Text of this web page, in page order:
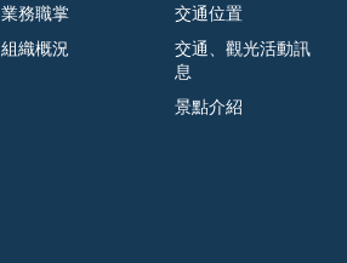
業務職掌
組織概況
交通位置
交通、觀光活動訊
息
景點介紹